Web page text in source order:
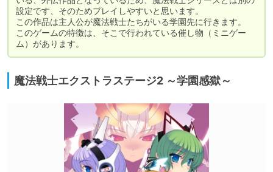
設定です、そのためプレイしやすいと思います。
この作品は主人公が魔法戦士たちがいる学園先に行きます。
このゲームの特徴は、そこで行われている催し物（ミニゲー
ム）があります。
魔法戦士エクストラステージ2 ～学園感獄～